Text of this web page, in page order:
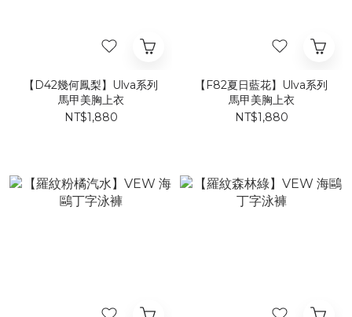
【D42幾何鳳梨】Ulva系列
馬甲美胸上衣
NT$1,880
【F82夏日藍花】Ulva系列
馬甲美胸上衣
NT$1,880